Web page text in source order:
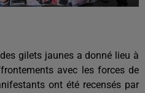
gilets jaunes a donné lieu à
avec les forces de
ont été recensés par